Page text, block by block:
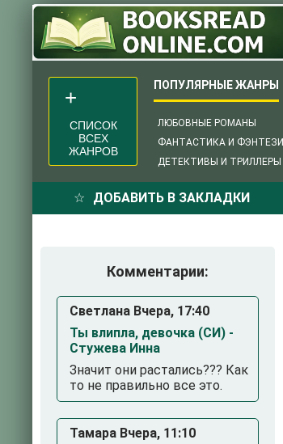
ЛЮБОВНЫЕ РОМАНЫ
ФАНТАСТИКА И ФЭНТЕЗИ
ДЕТЕКТИВЫ И ТРИЛЛЕРЫ
СПИСОК
ВСЕХ
ЖАНРОВ
ДОБАВИТЬ В ЗАКЛАДКИ
Комментарии:
Светлана Вчера, 17:40
Ты влипла, девочка (СИ) -
Стужева Инна
Значит они растались??? Как
то не правильно все это.
Тамара Вчера, 11:10